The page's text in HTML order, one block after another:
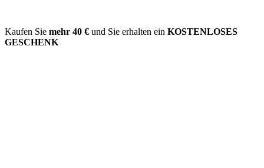
Kaufen Sie mehr 40 € und Sie erhalten ein KOSTENLOSES
GESCHENK